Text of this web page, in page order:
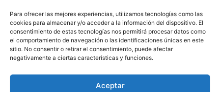
Para ofrecer las mejores experiencias, utilizamos tecnologías como las
cookies para almacenar y/o acceder a la información del dispositivo. El
consentimiento de estas tecnologías nos permitirá procesar datos como
el comportamiento de navegación o las identificaciones únicas en este
sitio. No consentir o retirar el consentimiento, puede afectar
negativamente a ciertas características y funciones.
Aceptar
Estudio
biomecánico
Podología
infantil
Política
de
cookies